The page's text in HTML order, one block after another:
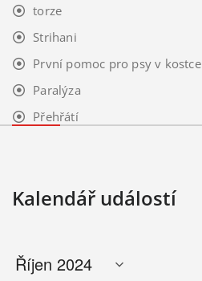
torze
Strihani
První pomoc pro psy v kostce
Paralýza
Přehřátí
Kalendář událostí